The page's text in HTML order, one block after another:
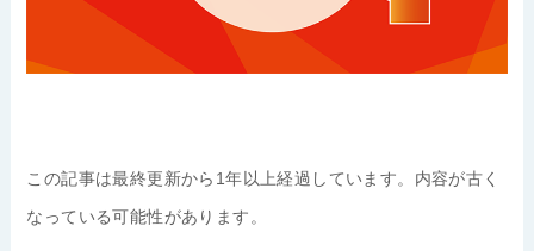
この記事は最終更新から1年以上経過しています。内容が古く
なっている可能性があります。